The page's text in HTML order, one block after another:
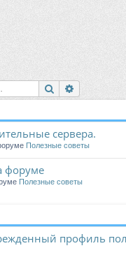
Поиск
сервера.
Полезные советы
форуме
Полезные советы
профиль